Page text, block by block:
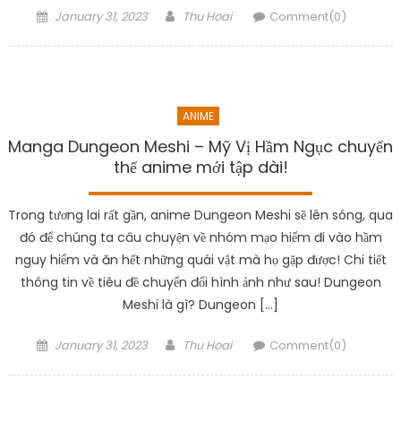
Posted
January 31, 2023 Author
Thu Hoai Comment(0)
ANIME
Manga Dungeon Meshi – Mỹ Vị Hầm Ngục chuyển
thể anime mới tập dài!
Trong tương lai rất gần, anime Dungeon Meshi sẽ lên sóng, qua
đó để chúng ta câu chuyện về nhóm mạo hiểm đi vào hầm
nguy hiểm và ăn hết những quái vật mà họ gặp được! Chi tiết
thông tin về tiêu đề chuyển đổi hình ảnh như sau! Dungeon
Meshi là gì? Dungeon […]
Posted
January 31, 2023 Author
Thu Hoai Comment(0)